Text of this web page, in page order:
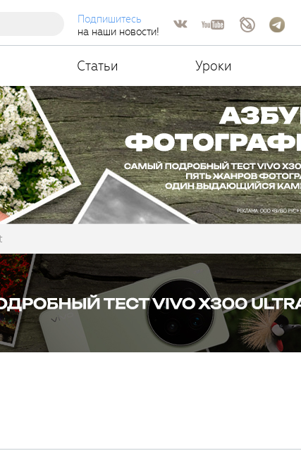
Подпишитесь
на наши новости!
Статьи Уроки